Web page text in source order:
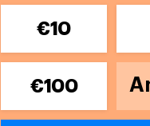
€10
€100